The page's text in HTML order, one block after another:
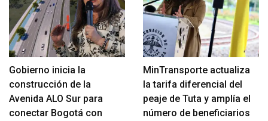
Gobierno inicia la
construcción de la
Avenida ALO Sur para
conectar Bogotá con
MinTransporte actualiza
la tarifa diferencial del
peaje de Tuta y amplía el
número de beneficiarios